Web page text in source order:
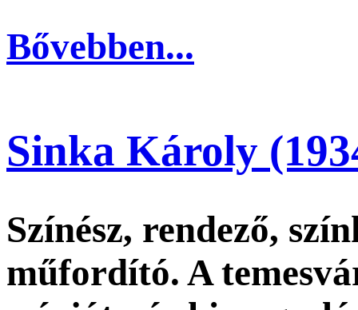
Bővebben...
Sinka Károly
Színész, rendező,
műfordító. A